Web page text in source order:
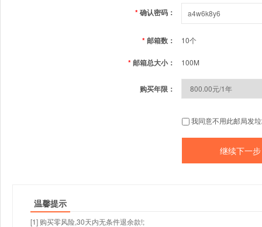
*确认密码：
*邮箱数： 10个
*邮箱总大小： 100M
购买年限：
我同意不用此邮局发
温馨提示
[1] 购买零风险,30天内无条件退余款!;